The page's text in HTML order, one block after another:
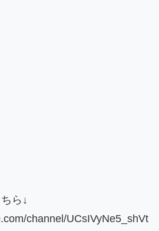
ら↓
channel/UCsIVyNe5_shVt